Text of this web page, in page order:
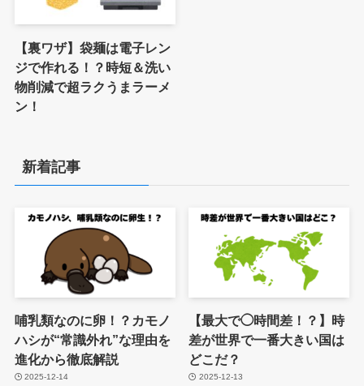
【裏ワザ】袋麺は電子レン
ジで作れる！？時短＆洗い
物削減で超ラクうまラーメ
ン！
新着記事
哺乳類なのに卵！？カモノ
ハシが“常識外れ”な理由を
進化から徹底解説
2025-12-14
【最大で◯時間差！？】時
差が世界で一番大きい国は
どこだ？
2025-12-13